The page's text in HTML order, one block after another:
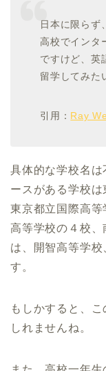
日本に限らず
高校でインタ
ですけど、英
留学してみた
引用： Ray
具体的な学校名は
ースがある学校は
東京都立国際高
高等学校の４校
は、開智高等学
す。
もしかすると、
しれませんね。